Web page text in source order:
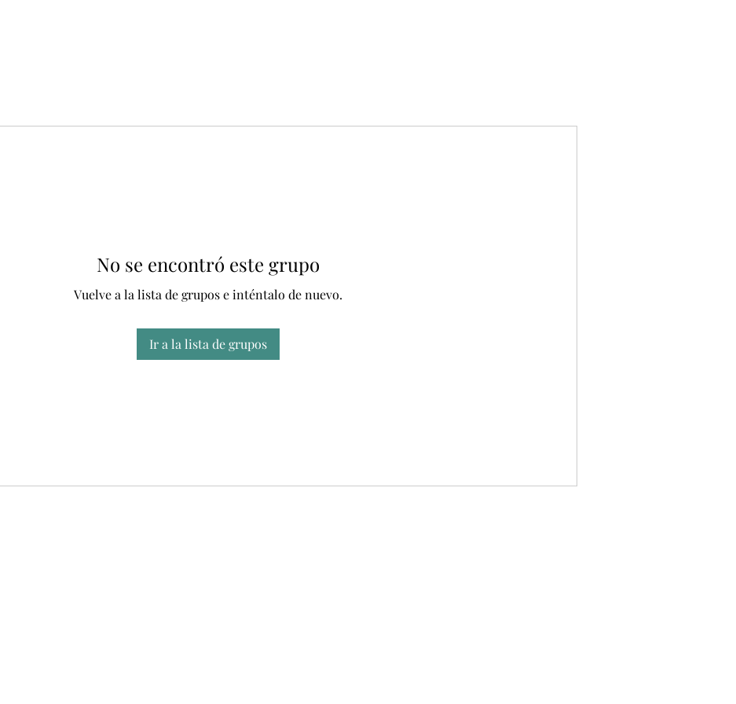
No se encontró este grupo
Vuelve a la lista de grupos e inténtalo de nuevo.
Ir a la lista de grupos